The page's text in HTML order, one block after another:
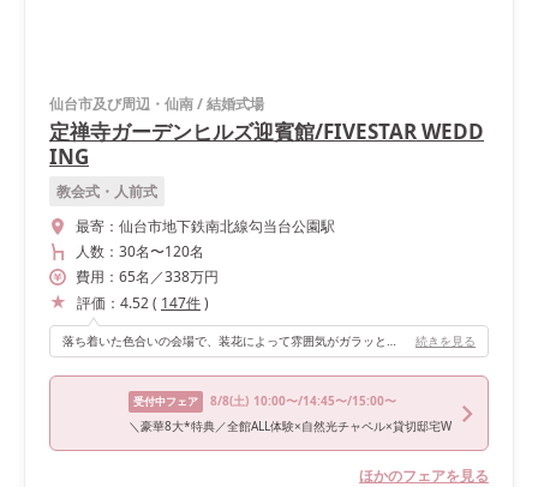
仙台市及び周辺・仙南/結婚式場
定禅寺ガーデンヒルズ迎賓館/FIVESTAR WEDD
ING
教会式・人前式
最寄： 仙台市地下鉄南北線勾当台公園駅
人数： 30名〜120名
費用： 65名 ／338万円
評価： 4.52( 147件)
落ち着いた色合いの会場で、装花によって雰囲気がガラッと変わり、自分の理想の結婚式に近づけられます。定禅寺通り沿いの結婚式場なので、時期によっては光のページェントが会場から見え、魅力的だと思います。 続きを見る
受付中フェア 8/8(土) 10:00〜/14:45〜/15:00〜
＼豪華8大*特典／全館ALL体験×自然光チャペル×貸切邸宅W
ほかのフェアを見る